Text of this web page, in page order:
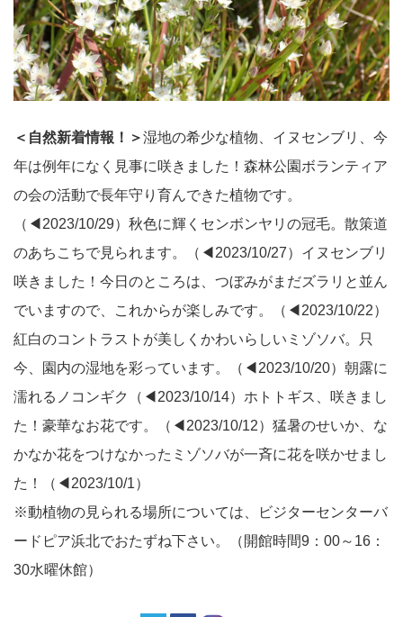
＜自然新着情報！＞湿地の希少な植物、イヌセンブリ、今
年は例年になく見事に咲きました！森林公園ボランティア
の会の活動で長年守り育んできた植物です。
（◀2023/10/29）秋色に輝くセンボンヤリの冠毛。散策道
のあちこちで見られます。（◀2023/10/27）イヌセンブリ
咲きました！今日のところは、つぼみがまだズラリと並ん
でいますので、これからが楽しみです。（◀2023/10/22）
紅白のコントラストが美しくかわいらしいミゾソバ。只
今、園内の湿地を彩っています。（◀2023/10/20）朝露に
濡れるノコンギク（◀2023/10/14）ホトトギス、咲きまし
た！豪華なお花です。（◀2023/10/12）猛暑のせいか、な
かなか花をつけなかったミゾソバが一斉に花を咲かせまし
た！（◀2023/10/1）
※動植物の見られる場所については、ビジターセンターバ
ードピア浜北でおたずね下さい。（開館時間9：00～16：
30水曜休館）